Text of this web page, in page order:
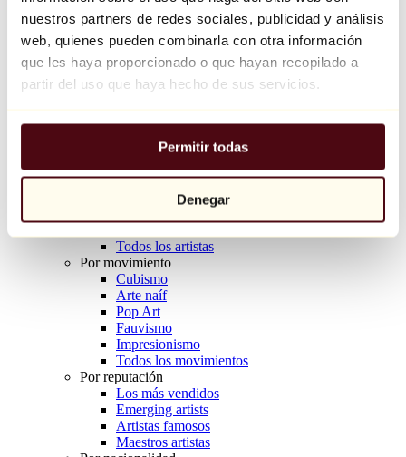
nuestros partners de redes sociales, publicidad y análisis
web, quienes pueden combinarla con otra información
que les haya proporcionado o que hayan recopilado a
partir del uso que haya hecho de sus servicios.
Permitir todas
Denegar
Balloon Dog (Orange)
Jeff Koons
10.000 €
Explorar
Todos los escultores
Todos los fotógrafos
Todos los artistas
Por movimiento
Cubismo
Arte naíf
Pop Art
Fauvismo
Impresionismo
Todos los movimientos
Por reputación
Los más vendidos
Emerging artists
Artistas famosos
Maestros artistas